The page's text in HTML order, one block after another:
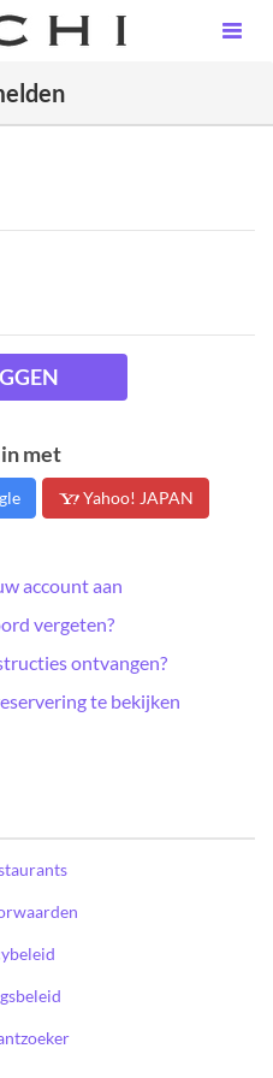
met
Yahoo! JAPAN
account aan
vergeten?
ontvangen?
te bekijken